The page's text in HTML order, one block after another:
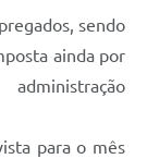
sendo
ainda por
para o mês